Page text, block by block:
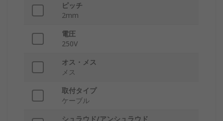
ピッチ
2mm
電圧
250V
オス・メス
メス
取付タイプ
ケーブル
シュラウド/アンシュラウド